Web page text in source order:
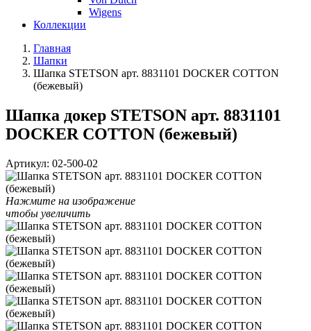
Wigens
Коллекции
Главная
Шапки
Шапка STETSON арт. 8831101 DOCKER COTTON
(бежевый)
Шапка докер STETSON арт. 8831101
DOCKER COTTON (бежевый)
Артикул: 02-500-02
Нажмите на изображение
чтобы увеличить